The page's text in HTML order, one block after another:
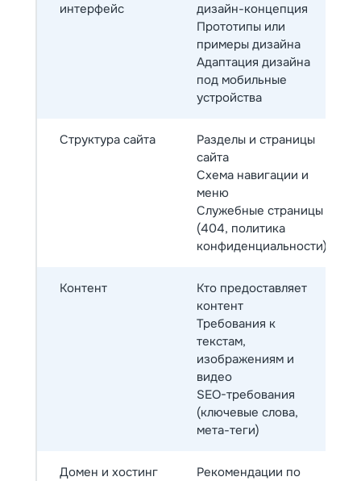
интерфейс
дизайн-концепция
Прототипы или
примеры дизайна
Адаптация дизайна
под мобильные
устройства
Структура сайта
Разделы и страницы
сайта
Схема навигации и
меню
Служебные страницы
(404, политика
конфиденциальности)
Контент
Кто предоставляет
контент
Требования к
текстам,
изображениям и
видео
SEO-требования
(ключевые слова,
мета-теги)
Домен и хостинг
Рекомендации по